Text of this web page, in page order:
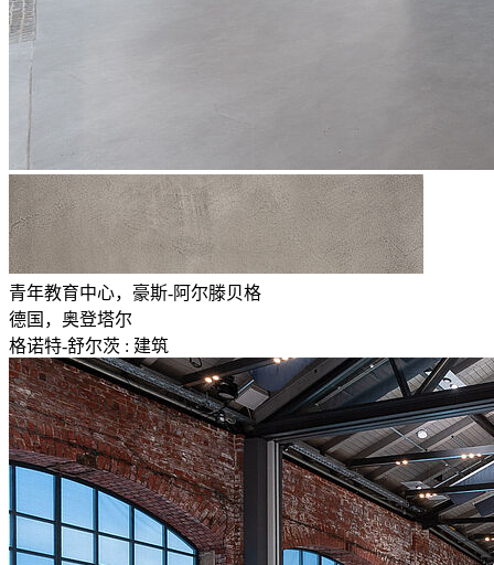
青年教育中心，豪斯-阿尔滕贝格
德国，奥登塔尔
格诺特-舒尔茨 : 建筑